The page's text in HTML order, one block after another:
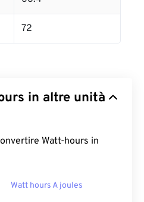
72
in altre unità
Watt-hours in
Watt hours A joules